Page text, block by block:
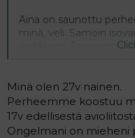
Aina on saunottu
minä, veli. Samoin
serkkujen.
Minä olen 27v nainen.
Perheemme koostuu
17v edellisestä
Ongelmani on mieheni